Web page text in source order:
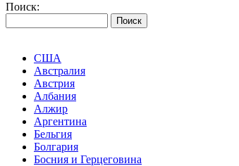
Поиск:
США
Австралия
Австрия
Албания
Алжир
Аргентина
Бельгия
Болгария
Босния и Герцеговина